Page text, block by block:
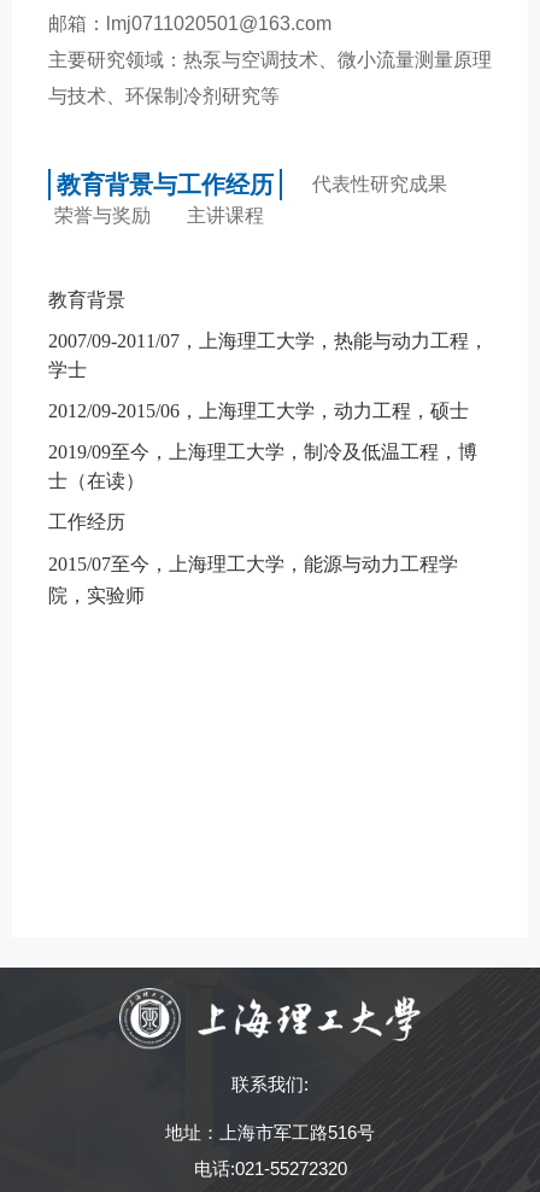
邮箱：lmj0711020501@163.com
主要研究领域：热泵与空调技术、微小流量测量原理
与技术、环保制冷剂研究等
教育背景与工作经历
代表性研究成果
荣誉与奖励
主讲课程
教育背景
2007/09-2011/07 ，上海理工大学，热能与动力工程，
学士
2012/09-2015/06 ，上海理工大学，动力工程，硕士
2019/09至今，上海理工大学，制冷及低温工程，博
士（在读）
工作经历
2015/07至今，上海理工大学，能源与动力工程学
院，实验师
联系我们:
地址：上海市军工路516号
电话:021-55272320